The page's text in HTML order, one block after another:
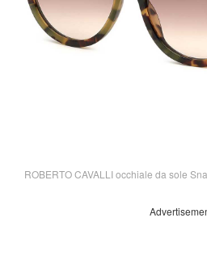
ROBERTO CAVALLI occhiale da sole